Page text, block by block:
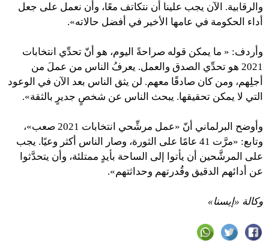
والرقابية. الآن يجب علينا أن نتكاتف معًا، وأن نعمل على جعل
أداء الحكومة في عامها الأخير في أفضل حالاته».
وأردف: « ما يمكن قوله صراحةً اليوم، هو أنّ تحدِّي انتخابات
2021 هو تحدِّي الصدق والعمل. يعرفُ الناس من عملَ من
أجلِهم، ومن كان صادقًا معهم. لن يثق الناس بعد الآن في الوعود
التي لا يمكن تحقيقها. يبحث الناس عن شخصٍ جديرٍ بالثقة».
وأوضح البرلماني أنّ «عمل مرشِّحي انتخابات 2021 صعب»،
وتابع: «مرَّت 41 عامًا على الثورة، وصار الناس أكثر وعيًا. يجب
على المرشَّحين أن يأتوا إلى الساحة بأيدٍ ممتلئة، وأن يتحدَّثوا
عن أدائهم الدقيق وقُدرتهم وحداثتهم».
وكالة «إيسنا»